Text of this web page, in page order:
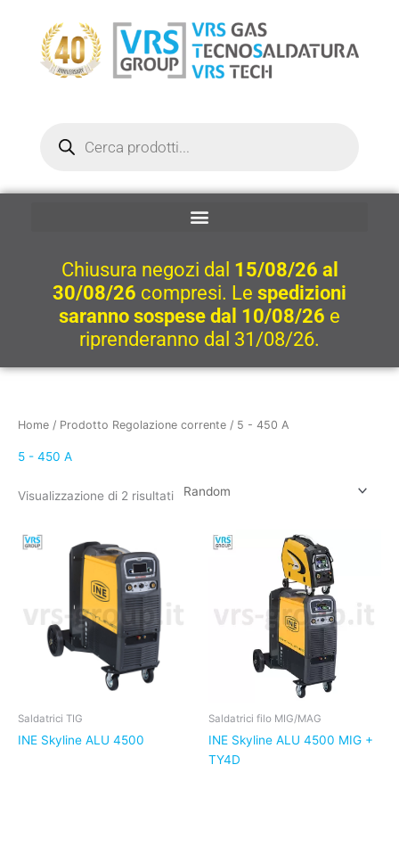
contenuto
Chiusura negozi dal 15/08/26 al
30/08/26 compresi. Le spedizioni
saranno sospese dal 10/08/26 e
riprenderanno dal 31/08/26.
Home / Prodotto Regolazione corrente / 5 - 450 A
5 - 450 A
Visualizzazione di 2 risultati
Saldatrici TIG
INE Skyline ALU 4500
Saldatrici filo MIG/MAG
INE Skyline ALU 4500 MIG +
TY4D